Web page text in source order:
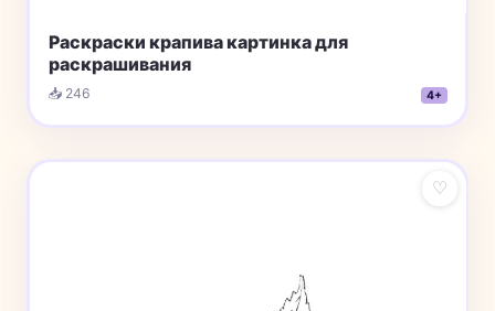
Раскраски крапива картинка для
раскрашивания
📥 246 4+
♡